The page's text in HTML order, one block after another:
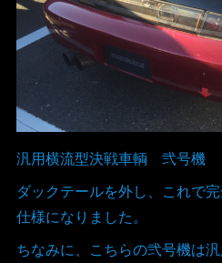
汎用横流型決戦車輌 弐号機
ダックテールを外し、これで
仕様になりました。
ちなみに、こちらの弐号機は